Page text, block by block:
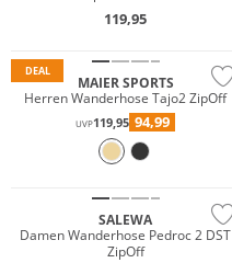
119,95
DEAL
MAIER SPORTS
Herren Wanderhose Tajo2 ZipOff
UVP119,95 94,99
SALEWA
Damen Wanderhose Pedroc 2 DST
ZipOff